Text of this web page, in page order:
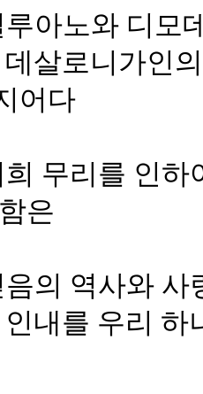
아노와 디모
살로니가인
어다
무리를 인하
은
의 역사와 사
내를 우리